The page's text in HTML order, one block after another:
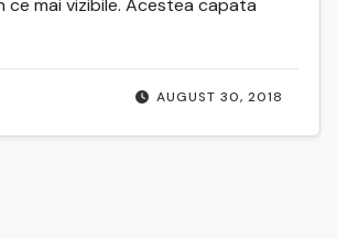
AUGUST 30, 2018